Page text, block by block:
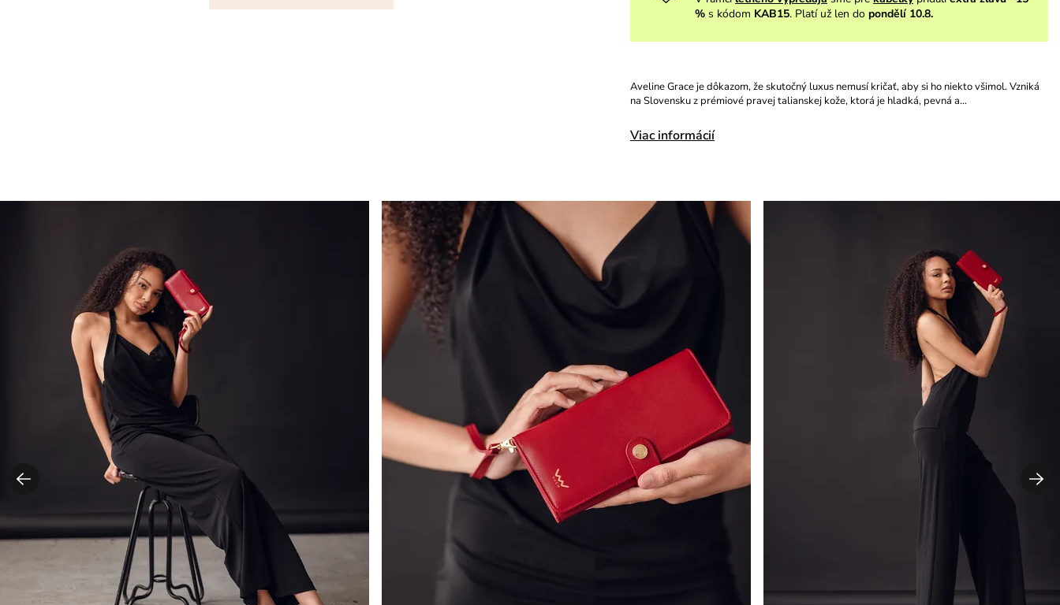
%s kódom KAB15. Platí už len do pondělí 10.8.
Aveline Grace je dôkazom, že skutočný luxus nemusí kričať, aby si ho niekto všimol. Vzniká
na Slovensku z prémiové pravej talianskej kože, ktorá je hladká, pevná a…
Viac informácií